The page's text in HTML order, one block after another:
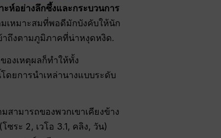
ะห์อย่างลึกซึ้งและกระบวนการ
เหมาะสมที่พอดีมักบังคับให้นัก
ถึงตามภูมิภาคที่น่าหงุดหงิด.
องเหตุผลก็ทำให้ทั้ง
ดยการนำเหล่านางแบบระดับ
สามารถของพวกเขาเคียงข้าง
(โซระ 2, เวโอ 3.1, คลิง, วัน)